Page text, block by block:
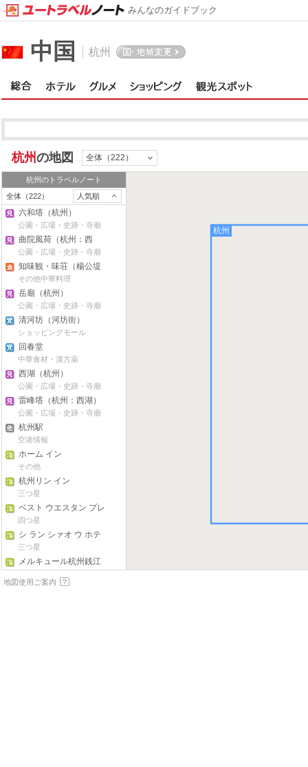
中国 杭州
杭州の地図 全体（222）
杭州 のトラベルノート
全体（222）
人気順
六和塔（杭州）
公園・広場・史跡・寺廟
曲院風荷（杭州：西
湖）
公園・広場・史跡・寺廟
知味観・味荘（楊公堤
店）
その他中華料理
岳廟（杭州）
公園・広場・史跡・寺廟
清河坊（河坊街）
ショッピングモール
回春堂
中華食材・漢方薬
西湖（杭州）
公園・広場・史跡・寺廟
雷峰塔（杭州：西湖）
公園・広場・史跡・寺廟
杭州駅
空港情報
ホーム イン
その他
杭州リン イン
三つ星
ベスト ウエスタン プレ
ミア ハンツォウ リッチ
フル グリーン ホテル
四つ星
シ ラン シァオ ウ ホテ
ル杭州 (栖兰小屋)
三つ星
メルキュール杭州銭江
(杭州钱江美居酒店)
ノース スター杭州エク
杭州
地図使用ご案内
みんなのガイドブック